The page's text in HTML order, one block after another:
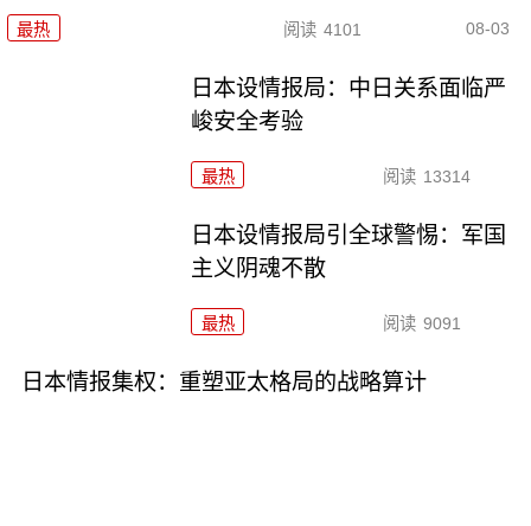
最热 阅读 4101 08-03
日本设情报局：中日关系面临严
峻安全考验
最热 阅读 13314
日本设情报局引全球警惕：军国
主义阴魂不散
最热 阅读 9091
日本情报集权：重塑亚太格局的战略算计